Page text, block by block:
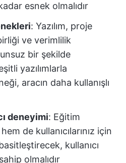
esnek olmalıdır
: Yazılım, proje
ve verimlilik
bir şekilde
yazılımlarla
aracın daha kullanışlı
deneyimi: Eğitim
de kullanıcılarınız için
kullanıcı
olmalıdır